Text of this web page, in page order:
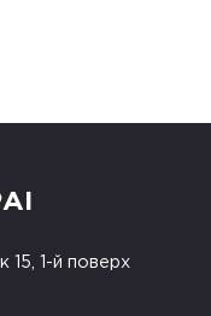
15, 1-й поверх